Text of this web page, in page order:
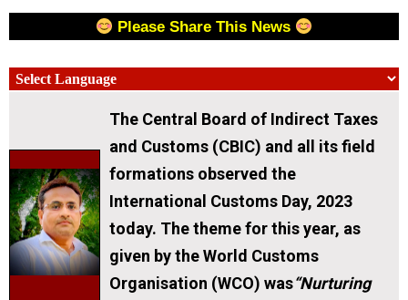
Please Share This News
The Central Board of Indirect Taxes
and Customs (CBIC) and all its field
formations observed the
International Customs Day, 2023
today. The theme for this year, as
given by the World Customs
Organisation (WCO) was“Nurturing